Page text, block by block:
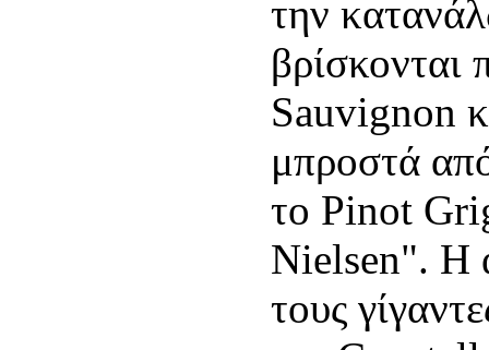
την
Sauvignon
μπροστά
το Pinot
Nielsen". Η
τους